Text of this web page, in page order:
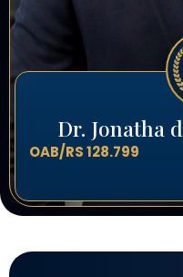
Dr. Jonatha
OAB/RS 128.799